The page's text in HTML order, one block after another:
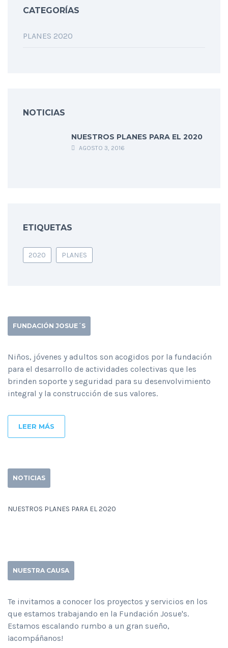
CATEGORÍAS
PLANES 2020
NOTICIAS
NUESTROS PLANES PARA EL 2020
AGOSTO 3, 2016
ETIQUETAS
2020 PLANES
FUNDACIÓN JOSUE´S
Niños, jóvenes y adultos son acogidos por la fundación
para el desarrollo de actividades colectivas que les
brinden soporte y seguridad para su desenvolvimiento
integral y la construcción de sus valores.
LEER MÁS
NOTICIAS
NUESTROS PLANES PARA EL 2020
NUESTRA CAUSA
Te invitamos a conocer los proyectos y servicios en los
que estamos trabajando en la Fundación Josue's.
Estamos escalando rumbo a un gran sueño,
¡acompáñanos!